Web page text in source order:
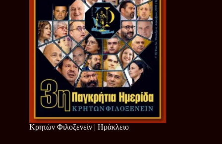
Κρητών Φιλοξενείν | Ηράκλειο